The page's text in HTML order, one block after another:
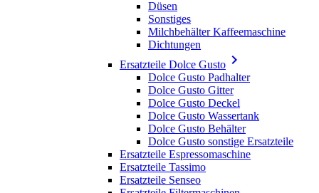
Düsen
Sonstiges
Milchbehälter Kaffeemaschine
Dichtungen
Ersatzteile Dolce Gusto 
Dolce Gusto Padhalter
Dolce Gusto Gitter
Dolce Gusto Deckel
Dolce Gusto Wassertank
Dolce Gusto Behälter
Dolce Gusto sonstige Ersatzteile
Ersatzteile Espressomaschine
Ersatzteile Tassimo
Ersatzteile Senseo